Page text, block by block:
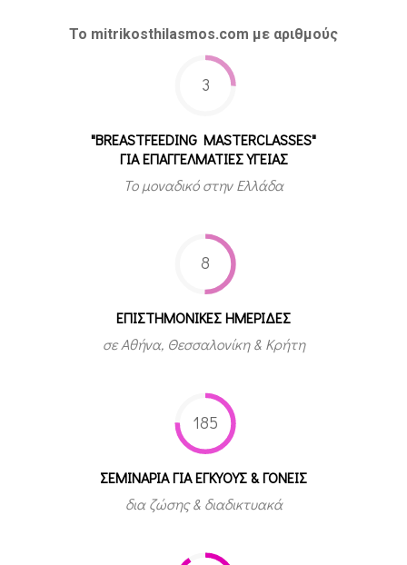
Το mitrikosthilasmos.com με αριθμούς
3
"BREASTFEEDING MASTERCLASSES"
ΓΙΑ ΕΠΑΓΓΕΛΜΑΤΙΕΣ ΥΓΕΙΑΣ
Το μοναδικό στην Ελλάδα
8
ΕΠΙΣΤΗΜΟΝΙΚΕΣ ΗΜΕΡΙΔΕΣ
σε Αθήνα, Θεσσαλονίκη & Κρήτη
185
ΣΕΜΙΝΑΡΙΑ ΓΙΑ ΕΓΚΥΟΥΣ & ΓΟΝΕΙΣ
δια ζώσης & διαδικτυακά